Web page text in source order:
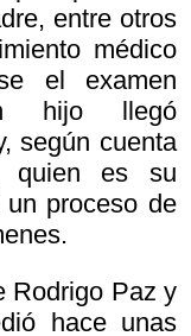
entre otros
médico
el examen
hijo llegó
según cuenta
quien es su
un proceso de
Rodrigo Paz y
hace unas